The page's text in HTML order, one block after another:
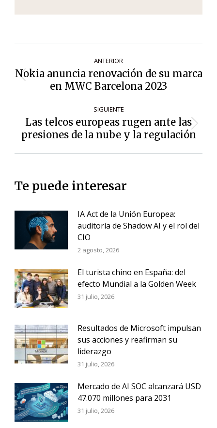
de
entradas
ANTERIOR
Entrada
anterior:
Nokia anuncia renovación de su marca
en MWC Barcelona 2023
SIGUIENTE
Siguiente
entrada:
Las telcos europeas rugen ante las
presiones de la nube y la regulación
Te puede interesar
IA Act de la Unión Europea:
auditoría de Shadow AI y el rol del
CIO
2 agosto, 2026
El turista chino en España: del
efecto Mundial a la Golden Week
31 julio, 2026
Resultados de Microsoft impulsan
sus acciones y reafirman su
liderazgo
31 julio, 2026
Mercado de AI SOC alcanzará USD
47.070 millones para 2031
31 julio, 2026